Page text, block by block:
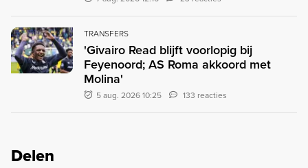
TRANSFERS
'Givairo Read blijft voorlopig bij
Feyenoord; AS Roma akkoord met
Molina'
5 aug. 2026 10:25 133 reacties
Delen